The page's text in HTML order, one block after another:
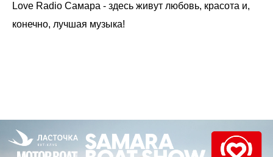
Love Radio Самара - здесь живут любовь, красота и,
конечно, лучшая музыка!